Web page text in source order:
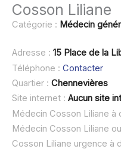
Cosson Liliane
Catégorie : Médecin
Adresse : 15 Place de la
Téléphone : Contacter
Quartier : Chennevières
Site internet : Aucun site
Médecin Cosson Liliane à
Médecin Cosson Liliane
Cosson Liliane urgence à